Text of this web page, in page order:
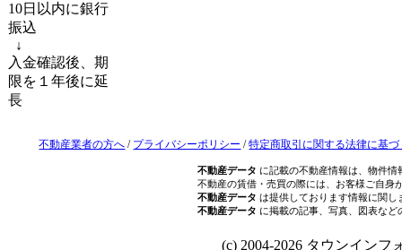
10日以内に銀行
振込
↓
入金確認後、期
限を１年後に延
長
不動産業者の方へ / プライバシーポリシー /特定商取引に関する法律に基
不動産データ に記載の不動産情報は、物件
不動産の賃借・売買の際には、お客様ご自身
不動産データ は提供しております情報に関し
不動産データ に掲載の記事、写真、図表な
(c) 2004-2026 タウンインフ